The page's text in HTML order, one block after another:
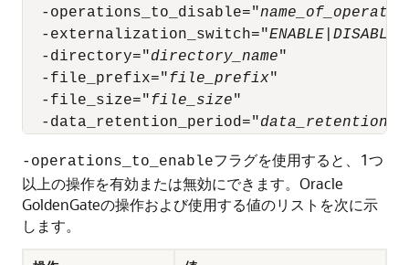
  -operations_to_disable="
  -externalization_switch="
ENABLE DISABLE
  -directory="
directory_name"
  -file_prefix="
file_prefix"
  -file_size="
file_size"
  -data_retention_period="
-operations_to_enableフラグを使用すると、1つ
以上の操作を有効または無効にできます。 Oracle
GoldenGateの操作および使用する値のリストを次に示
します。